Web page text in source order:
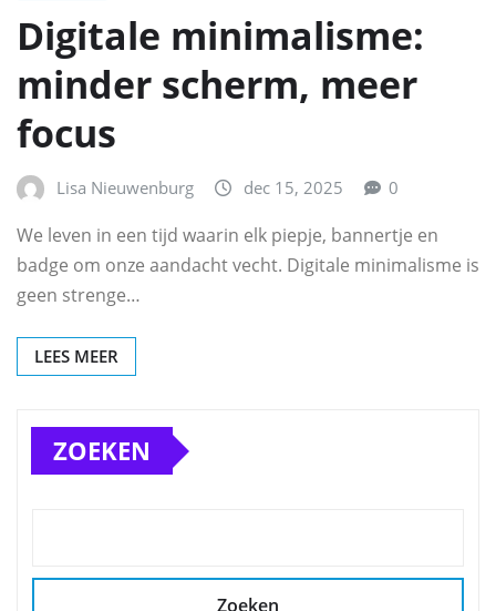
Digitale minimalisme:
minder scherm, meer
focus
Lisa Nieuwenburg dec 15, 2025 0
We leven in een tijd waarin elk piepje, bannertje en
badge om onze aandacht vecht. Digitale minimalisme is
geen strenge…
LEES MEER
ZOEKEN
Zoeken